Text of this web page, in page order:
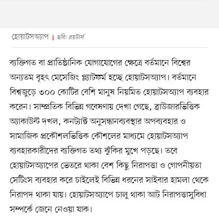
হোয়াটসঅ্যাপ ছবি: রয়টার্স
ব্যক্তিগত বা প্রাতিষ্ঠানিক যোগাযোগের ক্ষেত্রে বর্তমানে বিশ্বের
অন্যতম বৃহৎ মেসেজিং প্ল্যাটফর্ম হচ্ছে হোয়াটসঅ্যাপ। বর্তমানে
বিশ্বজুড়ে ৩০০ কোটির বেশি মানুষ নিয়মিত হোয়াটসঅ্যাপ ব্যবহার
করেন। সাম্প্রতিক বিভিন্ন গবেষণায় দেখা গেছে, ব্রাউজারভিত্তিক
অ্যাকাউন্ট দখল, কনট্যাক্ট অনুসন্ধানব্যবস্থার অপব্যবহার ও
সামাজিক প্রকৌশলভিত্তিক কৌশলের মাধ্যমে হোয়াটসঅ্যাপ
ব্যবহারকারীদের ব্যক্তিগত তথ্য ঝুঁকির মুখে পড়ছে। তবে
হোয়াটসঅ্যাপের ভেতরে থাকা বেশ কিছু নিরাপত্তা ও গোপনীয়তা
সেটিংস ব্যবহার করে চাইলেই বিভিন্ন ধরনের সাইবার হামলা থেকে
নিরাপদ থাকা যায়। হোয়াটসঅ্যাপে চালু থাকা আট নিরাপত্তাসুবিধা
সম্পর্কে জেনে নেওয়া যাক।